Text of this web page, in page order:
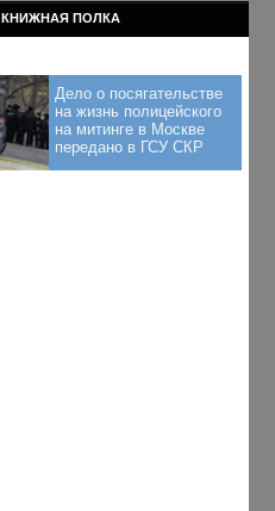
КНИЖНАЯ ПОЛКА
Дело о посягательстве
на жизнь полицейского
на митинге в Москве
передано в ГСУ СКР